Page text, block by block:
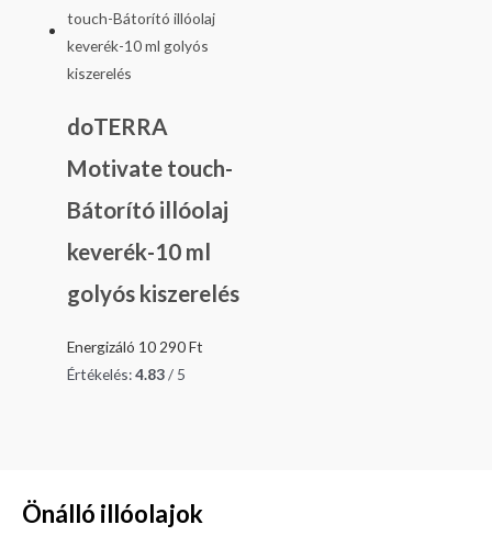
doTERRA
Motivate touch-
Bátorító illóolaj
keverék-10 ml
golyós kiszerelés
Energizáló 10 290Ft
Értékelés:4.83/ 5
Önálló illóolajok